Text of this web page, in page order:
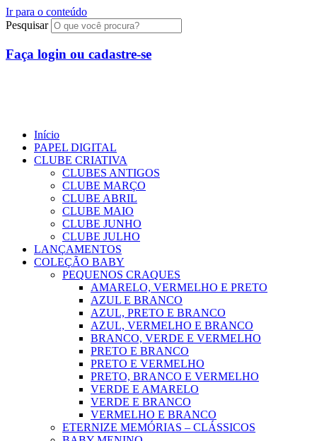
Ir para o conteúdo
Pesquisar
Faça login ou cadastre-se
Início
PAPEL DIGITAL
CLUBE CRIATIVA
CLUBES ANTIGOS
CLUBE MARÇO
CLUBE ABRIL
CLUBE MAIO
CLUBE JUNHO
CLUBE JULHO
LANÇAMENTOS
COLEÇÃO BABY
PEQUENOS CRAQUES
AMARELO, VERMELHO E PRETO
AZUL E BRANCO
AZUL, PRETO E BRANCO
AZUL, VERMELHO E BRANCO
BRANCO, VERDE E VERMELHO
PRETO E BRANCO
PRETO E VERMELHO
PRETO, BRANCO E VERMELHO
VERDE E AMARELO
VERDE E BRANCO
VERMELHO E BRANCO
ETERNIZE MEMÓRIAS – CLÁSSICOS